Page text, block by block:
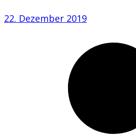
22. Dezember 2019